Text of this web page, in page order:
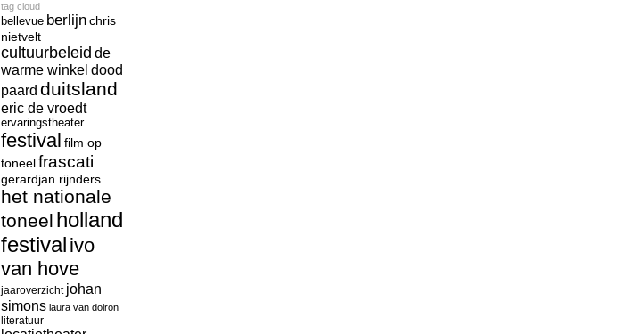
tag cloud
bellevue berlijnchris
nietvelt
cultuurbeleid de
warme winkel dood
paard duitsland
eric de vroedt
ervaringstheater
festival film op
toneelfrascati
gerardjan rijnders
het nationale
toneel holland
festival ivo
van hove
jaaroverzicht johan
simons laura van dolron
literatuur